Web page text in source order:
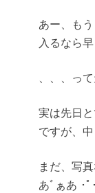
あー、も
入るなら
、、、っ
実は先日
ですが、
まだ、写
あﾞぁあ ･